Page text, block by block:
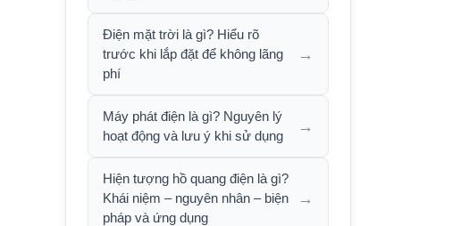
Điện mặt trời là gì? Hiểu rõ
trước khi lắp đặt để không lãng
phí
→
Máy phát điện là gì? Nguyên lý
hoạt động và lưu ý khi sử dụng
→
Hiện tượng hồ quang điện là gì?
Khái niệm – nguyên nhân – biện
pháp và ứng dụng
→